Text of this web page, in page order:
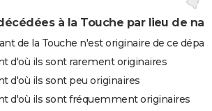
à la Touche par lieu de
de la Touche n'est originaire de ce
d'où ils sont rarement originaires
d'où ils sont peu originaires
d'où ils sont fréquemment originaires